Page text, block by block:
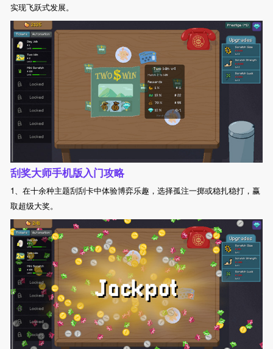
实现飞跃式发展。
刮奖大师手机版入门攻略
1、在十余种主题刮刮卡中体验博弈乐趣，选择孤注一掷或稳扎稳打，赢
取超级大奖。